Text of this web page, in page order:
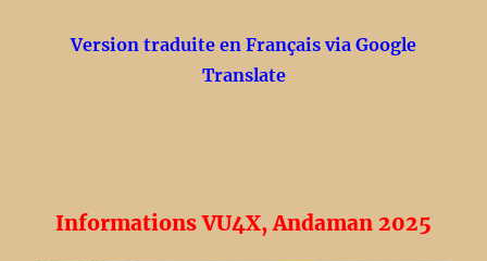
Version traduite en Français via Google
Translate
Informations VU4X, Andaman 2025